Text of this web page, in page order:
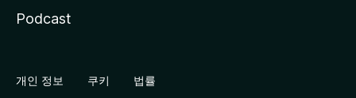
Podcast
개인 정보 쿠키 법률